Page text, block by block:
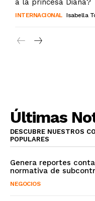
a la princesa Diana?
INTERNACIONAL Isabella
Últimas
DESCUBRE NUESTROS
POPULARES
Genera reportes
normativa de
NEGOCIOS